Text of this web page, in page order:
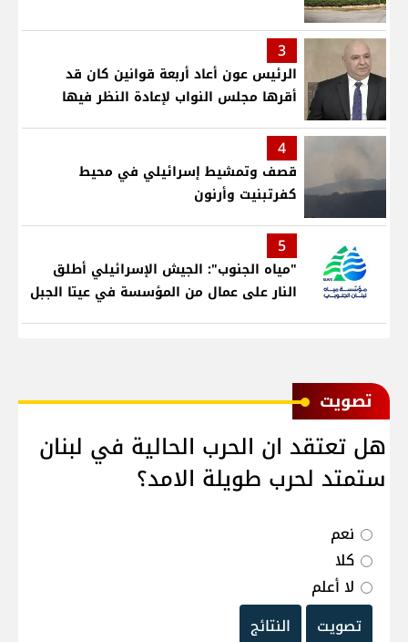
3
الرئيس عون أعاد أربعة قوانين كان قد
أقرها مجلس النواب لإعادة النظر فيها
4
قصف وتمشيط إسرائيلي في محيط
كفرتبنيت وأرنون
5
"مياه الجنوب": الجيش الإسرائيلي أطلق
النار على عمال من المؤسسة في عيتا الجبل
ﺗﺼﻮﻳﺖ
هل تعتقد ان الحرب الحالية في لبنان
ستمتد لحرب طويلة الامد؟
نعم
كلا
لا أعلم
تصويت
النتائج